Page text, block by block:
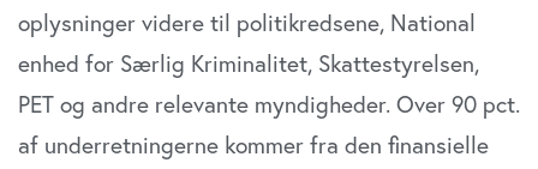
oplysninger videre til politikredsene, National
enhed for Særlig Kriminalitet, Skattestyrelsen,
PET og andre relevan­te myndigheder. Over 90 pct.
af underretningerne kom­mer fra den finansielle